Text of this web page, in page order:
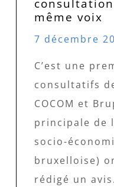
même voix
7 décembre
C’est une
consultatifs
COCOM et
principale de
socio-
bruxelloise)
rédigé un